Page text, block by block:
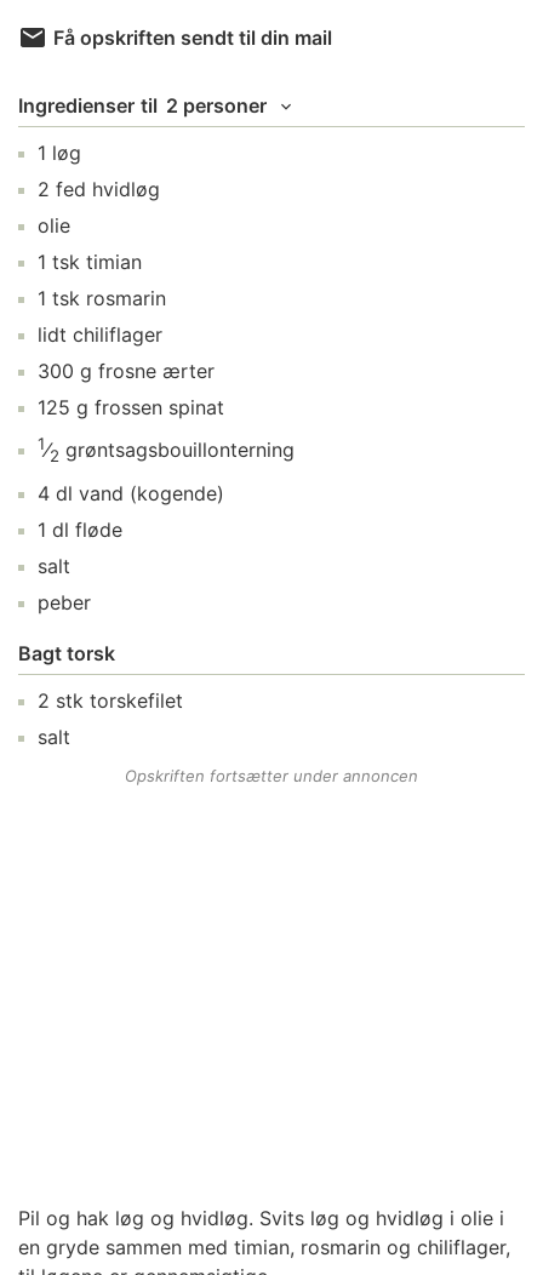
Få opskriften sendt til din mail
Ingredienser til 2 personer
1 løg
2 fed hvidløg
olie
1 tsk timian
1 tsk rosmarin
lidt chiliflager
300 g frosne ærter
125 g frossen spinat
1⁄2 grøntsagsbouillonterning
4 dl vand (kogende)
1 dl fløde
salt
peber
Bagt torsk
2 stk torskefilet
salt
Opskriften fortsætter under annoncen
Pil og hak løg og hvidløg. Svits løg og hvidløg i olie i
en gryde sammen med timian, rosmarin og chiliflager,